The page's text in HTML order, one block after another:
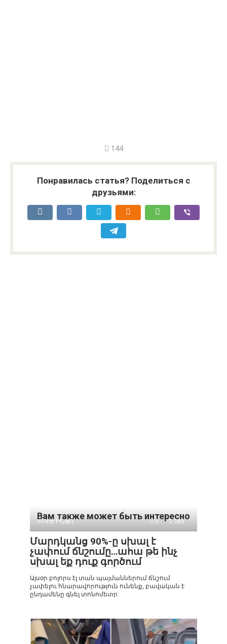
144
Понравилась статья? Поделиться с
друзьями:
Вам также может быть интересно
ԲՈՒԺ ԻՆՖՈ 0 280
Մարդկանց 90%-ը սխալ է
չափում ճնշումը…ահա թե ինչ
սխալ եք դուք գործում
Այսօր բոլորս էլ տան պայմաններում ճնշում
չափելու հնարավորություն ունենք, բավական է
ընդամենը գնել տոնոմետր: